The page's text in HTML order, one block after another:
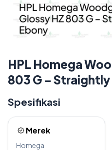
HPL Homega
803 G –
Spesifikasi
Merek
Homega